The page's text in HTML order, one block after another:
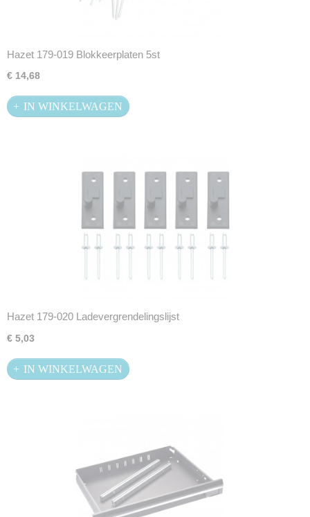
Hazet 179-019 Blokkeerplaten 5st
€ 14,68
IN WINKELWAGEN
Hazet 179-020 Ladevergrendelingslijst
€ 5,03
IN WINKELWAGEN